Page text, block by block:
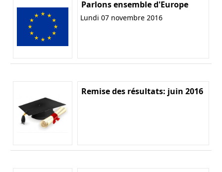
Parlons ensemble d'Europe
Lundi 07 novembre 2016
Remise des résultats: juin 2016